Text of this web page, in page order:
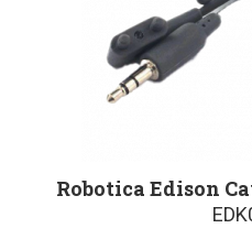
Robotica Edison